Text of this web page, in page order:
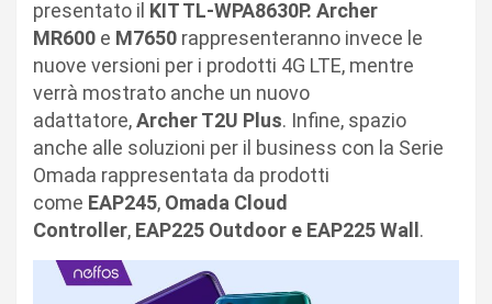
presentato il KIT TL-WPA8630P. Archer
MR600 e M7650 rappresenteranno invece le
nuove versioni per i prodotti 4G LTE, mentre
verrà mostrato anche un nuovo
adattatore,Archer T2U Plus. Infine, spazio
anche alle soluzioni per il business con la Serie
Omada rappresentata da prodotti
come EAP245, Omada Cloud
Controller, EAP225 Outdoor e EAP225 Wall.